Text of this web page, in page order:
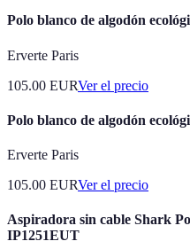
Polo blanco de algodón
Erverte Paris
105.00 EURVer el precio
Polo blanco de algodón
Erverte Paris
105.00 EURVer el precio
Aspiradora sin cable Shark
IP1251EUT